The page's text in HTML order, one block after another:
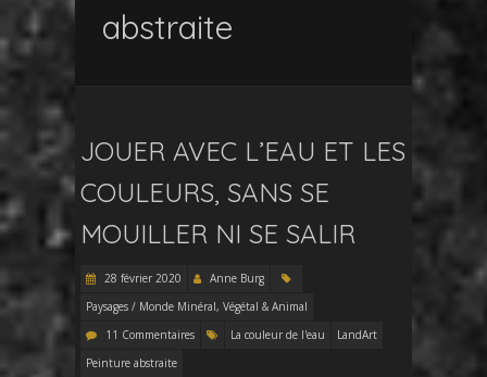
abstraite
JOUER AVEC L’EAU ET LES
COULEURS, SANS SE
MOUILLER NI SE SALIR
28 février 2020
Anne Burg
Paysages / Monde Minéral, Végétal & Animal
11 Commentaires
La couleur de l'eau
LandArt
Peinture abstraite